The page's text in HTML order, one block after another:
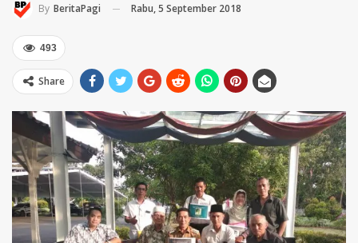
By BeritaPagi Rabu, 5 September 2018
493
Share